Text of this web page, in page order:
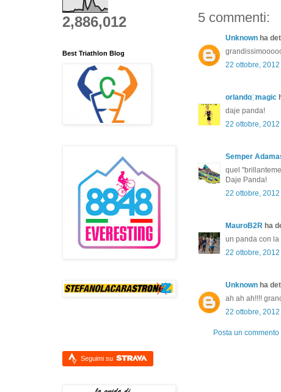
5 commenti:
Unknown ha
22 ottobre, 2012
orlando ҉ magic
daje panda!
22 ottobre, 2012
Semper
quel
Daje Panda!
22 ottobre,
MauroB2R ha
un panda con la
22 ottobre, 2012
Unknown ha
ah ah ah!!!!
22 ottobre, 2012
Posta un commento
2,886,012
Best Triathlon Blog
Seguimi su